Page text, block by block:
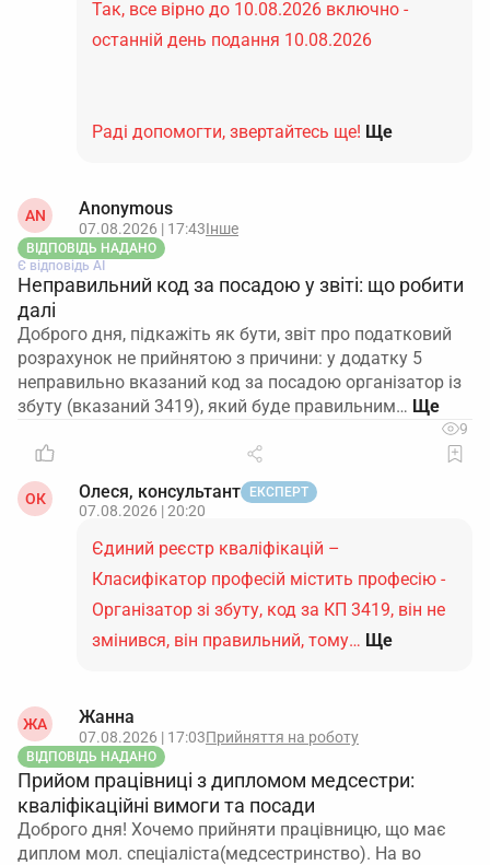
Так, все вірно до 10.08.2026 включно -
останній день подання 10.08.2026
Раді допомогти, звертайтесь ще! Ще
AN Anonymous
07.08.2026 | 17:43Інше
ВІДПОВІДЬ НАДАНО
Є відповідь АІ
Неправильний код за посадою у звіті: що робити
далі
Доброго дня, підкажіть як бути, звіт про податковий
розрахунок не прийнятою з причини: у додатку 5
неправильно вказаний код за посадою організатор із
збуту (вказаний 3419), який буде правильним…
9
ОК Олеся, консультант ЕКСПЕРТ
07.08.2026 | 20:20
Єдиний реєстр кваліфікацій –
Класифікатор професій містить професію -
Організатор зі збуту, код за КП 3419, він не
змінився, він правильний, тому… Ще
ЖА Жанна
07.08.2026 | 17:03Прийняття на роботу
ВІДПОВІДЬ НАДАНО
Прийом працівниці з дипломом медсестри:
кваліфікаційні вимоги та посади
Доброго дня! Хочемо прийняти працівницю, що має
диплом мол. спеціаліста(медсестринство). На во